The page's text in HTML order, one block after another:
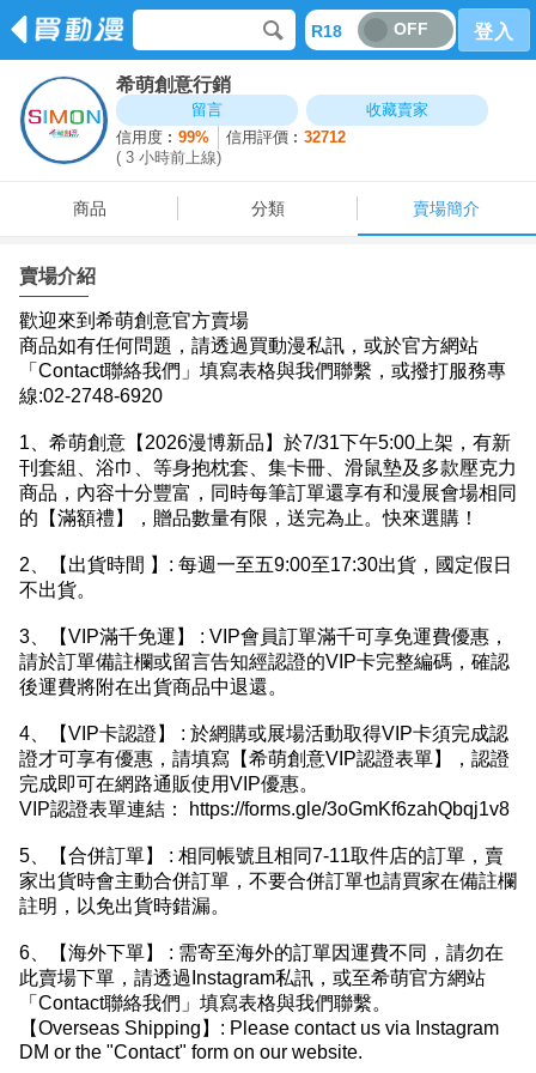
R18 OFF 登入
希萌創意行銷
留言
收藏賣家
信用度︰99% 信用評價︰32712
( 3 小時前上線)
商品 分類 賣場簡介
賣場介紹
商品